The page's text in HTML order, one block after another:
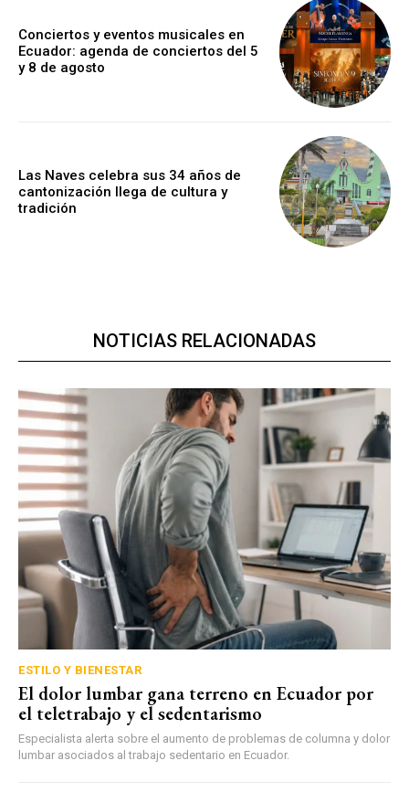
Conciertos y eventos musicales en
Ecuador: agenda de conciertos del 5
y 8 de agosto
Las Naves celebra sus 34 años de
cantonización llega de cultura y
tradición
NOTICIAS RELACIONADAS
ESTILO Y BIENESTAR
El dolor lumbar gana terreno en Ecuador por
el teletrabajo y el sedentarismo
Especialista alerta sobre el aumento de problemas de columna y dolor
lumbar asociados al trabajo sedentario en Ecuador.